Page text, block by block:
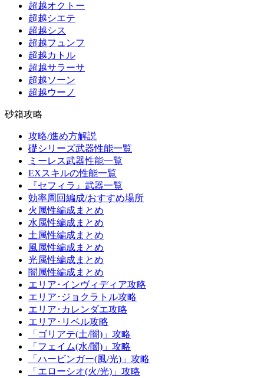
超越オクトー
超越シエテ
超越シス
超越フュンフ
超越カトル
超越サラーサ
超越ソーン
超越ウーノ
砂箱攻略
攻略/進め方解説
礎シリーズ武器性能一覧
ミーレス武器性能一覧
EXスキルの性能一覧
『セフィラ』武器一覧
効率周回編成/おすすめ場所
火属性編成まとめ
水属性編成まとめ
土属性編成まとめ
風属性編成まとめ
光属性編成まとめ
闇属性編成まとめ
エリア･インヴィディア攻略
エリア･ジョクラトル攻略
エリア･カレンダエ攻略
エリア･リベル攻略
「ゴリアテ(土/闇)」攻略
「フェイム(水/闇)」攻略
「ハービンガー(風/光)」攻略
「エローシオ(火/光)」攻略